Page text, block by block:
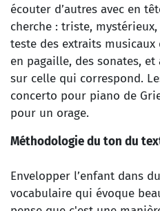
écouter d’autres avec en
cherche : triste,
teste des extraits
en pagaille, des sonates,
sur celle qui correspond.
concerto pour piano de
pour un orage.
Méthodologie du ton du
Envelopper l’enfant dans
vocabulaire qui évoque